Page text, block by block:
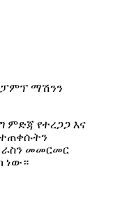
ፓምፕ ማሽንን
ምድጃ የተረጋጋ እና
ራስን መመርመር
ነው።